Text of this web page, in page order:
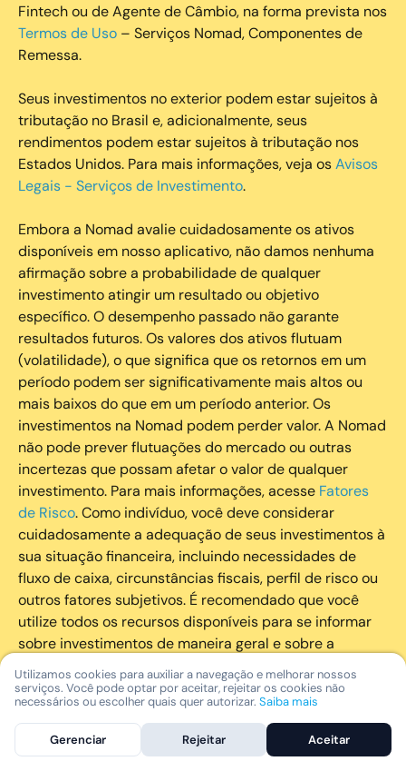
Fintech ou de Agente de Câmbio, na forma prevista nos
Termos de Uso – Serviços Nomad, Componentes de
Remessa.
Seus investimentos no exterior podem estar sujeitos à
tributação no Brasil e, adicionalmente, seus
rendimentos podem estar sujeitos à tributação nos
Estados Unidos. Para mais informações, veja osAvisos
Legais - Serviços de Investimento.
Embora a Nomad avalie cuidadosamente os ativos
disponíveis em nosso aplicativo, não damos nenhuma
afirmação sobre a probabilidade de qualquer
investimento atingir um resultado ou objetivo
específico. O desempenho passado não garante
resultados futuros. Os valores dos ativos flutuam
(volatilidade), o que significa que os retornos em um
período podem ser significativamente mais altos ou
mais baixos do que em um período anterior. Os
investimentos na Nomad podem perder valor. A Nomad
não pode prever flutuações do mercado ou outras
incertezas que possam afetar o valor de qualquer
investimento. Para mais informações, acesse Fatores
de Risco. Como indivíduo, você deve considerar
cuidadosamente a adequação de seus investimentos à
sua situação financeira, incluindo necessidades de
fluxo de caixa, circunstâncias fiscais, perfil de risco ou
outros fatores subjetivos. É recomendado que você
utilize todos os recursos disponíveis para se informar
sobre investimentos de maneira geral e sobre a
composição geral de seu portfólio. Questões fiscais ou
legais relativas aos investimentos realizados através da
Nomad devem ser obtidas pelos próprios clientes. A
Nomad e suas afiliadas não fornecem nenhum tipo de
aconselhamento legal ou fiscal.
Utilizamos cookies para auxiliar a navegação e melhorar nossos
serviços. Você pode optar por aceitar, rejeitar os cookies não
necessários ou escolher quais quer autorizar. Saiba mais
Gerenciar Rejeitar Aceitar